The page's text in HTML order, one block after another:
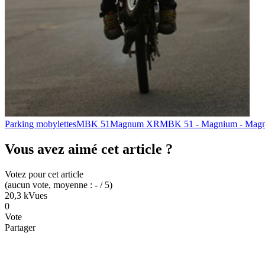
Parking mobylettesMBK 51Magnum XRMBK 51 - Magnium -
Vous avez aimé cet article ?
Votez pour cet article
(aucun vote, moyenne : - / 5)
20,3 kVues
0
Vote
Partager